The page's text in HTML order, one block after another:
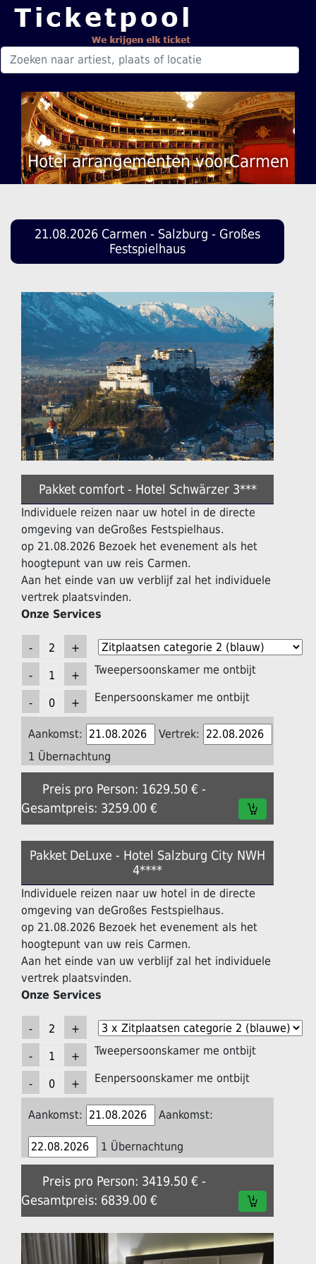
Hotel arrangementen voorCarmen
21.08.2026 Carmen - Salzburg - Großes
Festspielhaus
Pakket comfort - Hotel Schwärzer 3***
Individuele reizen naar uw hotel in de directe
omgeving van deGroßes Festspielhaus.
op 21.08.2026 Bezoek het evenement als het
hoogtepunt van uw reis Carmen.
Aan het einde van uw verblijf zal het individuele
vertrek plaatsvinden.
Onze Services
Tweepersoonskamer me ontbijt
Eenpersoonskamer me ontbijt
Aankomst:
Vertrek:
1 Übernachtung
Preis pro Person: 1629.50 € -
Gesamtpreis: 3259.00 €
Pakket DeLuxe - Hotel Salzburg City NWH
4****
Individuele reizen naar uw hotel in de directe
omgeving van deGroßes Festspielhaus.
op 21.08.2026 Bezoek het evenement als het
hoogtepunt van uw reis Carmen.
Aan het einde van uw verblijf zal het individuele
vertrek plaatsvinden.
Onze Services
Tweepersoonskamer me ontbijt
Eenpersoonskamer me ontbijt
Aankomst: Aankomst:
1 Übernachtung
Preis pro Person: 3419.50 € -
Gesamtpreis: 6839.00 €